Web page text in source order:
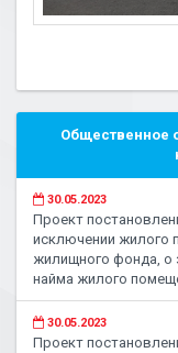
Общественное
30.05.2023
Проект
исключении жилого
жилищного фонда, о
найма жилого
30.05.2023
Проект